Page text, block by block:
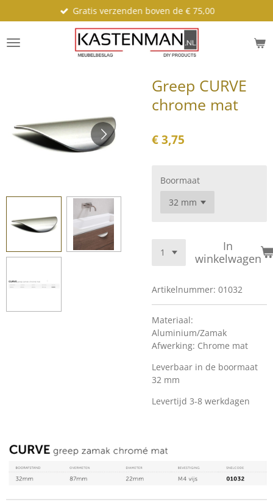
direct
naar
de
Gratis verzenden boven de € 75,00
Greep CURVE
chrome mat
€ 3,75
Boormaat
In
winkelwagen
Artikelnummer: 01032
Materiaal:
Aluminium/Zamak
Afwerking: Chrome mat
Leverbaar in de boormaat
32 mm
Levertijd 3-8 werkdagen